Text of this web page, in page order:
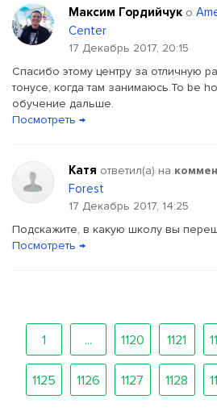
Максим Гордийчук о
Center
17 Декабрь 2017, 20:15
Спасибо этому центру за отличную
тонусе, когда там занимаюсь.To be
обучение дальше.
Посмотреть →
Катя ответил(a) на
Forest
17 Декабрь 2017, 14:25
Подскажите, в какую школу вы
Посмотреть →
1 ... 1120 1121
1125 1126 1127 1128